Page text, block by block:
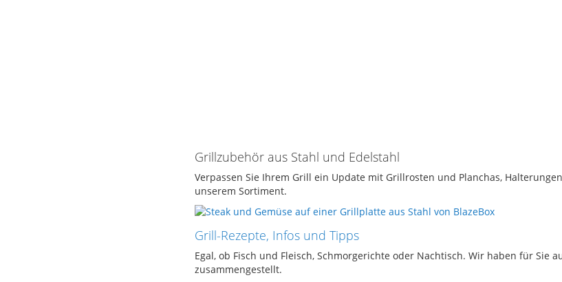
Grillzubehör aus Stahl und Edelstahl
Verpassen Sie Ihrem Grill ein Update mit Grillrosten und Planchas,
unserem Sortiment.
Grill-Rezepte, Infos und Tipps
Egal, ob Fisch und Fleisch, Schmorgerichte oder Nachtisch. Wir haben für
zusammengestellt.